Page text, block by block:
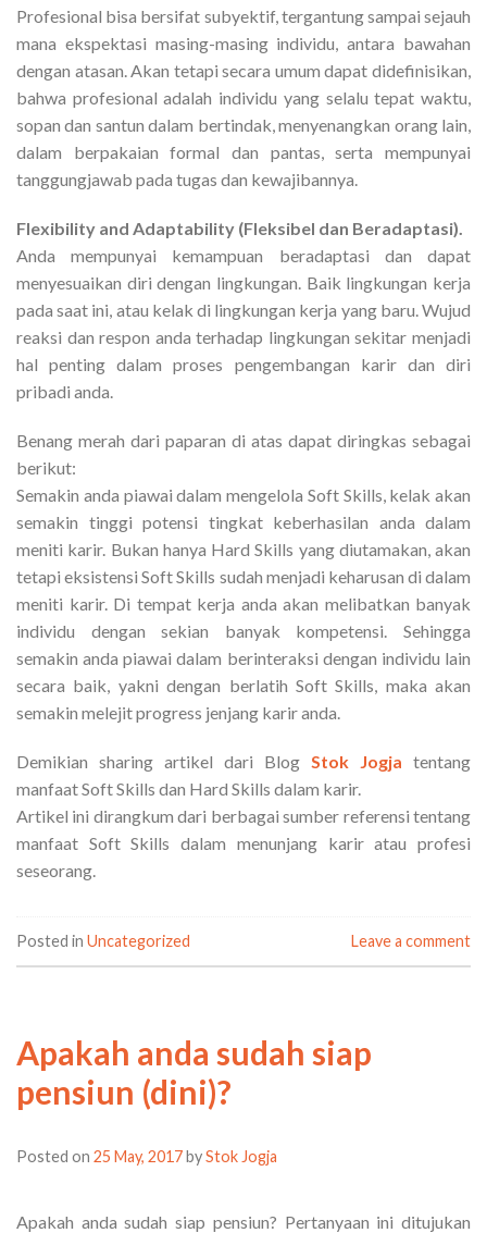
Profesional bisa bersifat subyektif, tergantung sampai sejauh
mana ekspektasi masing-masing individu, antara bawahan
dengan atasan. Akan tetapi secara umum dapat didefinisikan,
bahwa profesional adalah individu yang selalu tepat waktu,
sopan dan santun dalam bertindak, menyenangkan orang lain,
dalam berpakaian formal dan pantas, serta mempunyai
tanggungjawab pada tugas dan kewajibannya.
Flexibility and Adaptability (Fleksibel dan Beradaptasi).
Anda mempunyai kemampuan beradaptasi dan dapat
menyesuaikan diri dengan lingkungan. Baik lingkungan kerja
pada saat ini, atau kelak di lingkungan kerja yang baru. Wujud
reaksi dan respon anda terhadap lingkungan sekitar menjadi
hal penting dalam proses pengembangan karir dan diri
pribadi anda.
Benang merah dari paparan di atas dapat diringkas sebagai
berikut:
Semakin anda piawai dalam mengelola Soft Skills, kelak akan
semakin tinggi potensi tingkat keberhasilan anda dalam
meniti karir. Bukan hanya Hard Skills yang diutamakan, akan
tetapi eksistensi Soft Skills sudah menjadi keharusan di dalam
meniti karir. Di tempat kerja anda akan melibatkan banyak
individu dengan sekian banyak kompetensi. Sehingga
semakin anda piawai dalam berinteraksi dengan individu lain
secara baik, yakni dengan berlatih Soft Skills, maka akan
semakin melejit progress jenjang karir anda.
Demikian sharing artikel dari Blog Stok Jogja tentang
manfaat Soft Skills dan Hard Skills dalam karir.
Artikel ini dirangkum dari berbagai sumber referensi tentang
manfaat Soft Skills dalam menunjang karir atau profesi
seseorang.
Posted in Uncategorized Leave a comment
Apakah anda sudah siap
pensiun (dini)?
Posted on 25 May, 2017byStok Jogja
Apakah anda sudah siap pensiun? Pertanyaan ini ditujukan